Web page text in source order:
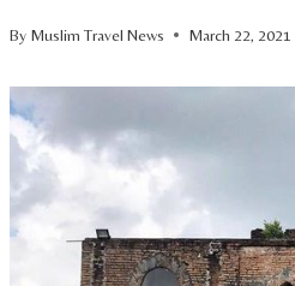
By Muslim Travel News March 22, 2021